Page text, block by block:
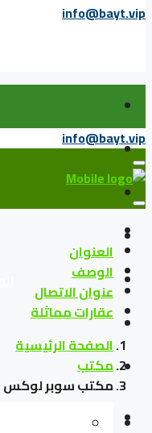
info@bayt.vip
info@bayt.vip
العنوان
الوصف
عنوان الاتصال
عقارات مماثلة
الصفحة الرئيسية
مكتب
مكتب سوبر لوكس